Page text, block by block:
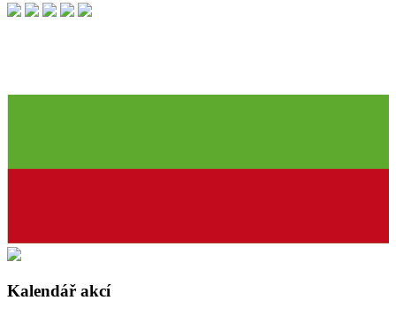
Kalendář akcí